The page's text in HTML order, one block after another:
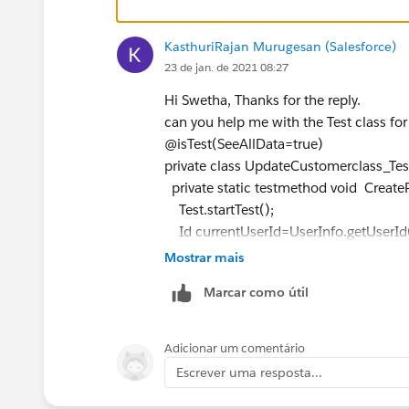
updateOptyList.add(Oppty);
}
}
if(updateOptyList.size()>0)
update updateOptyList;
KasthuriRajan Murugesan (Salesforce)
23 de jan. de 2021 08:27
Hi Swetha, Thanks for the reply.
can you help me with the Test class
@isTest(SeeAllData=true)
private class
private static testmethod void
Test.startTest();
Id
Please help me to complete this , im
Mostrar mais
Marcar como útil
Adicionar um comentário
Escrever uma resposta...